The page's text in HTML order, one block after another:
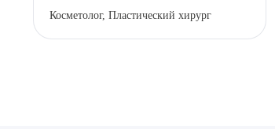
Косметолог, Пластический хирург